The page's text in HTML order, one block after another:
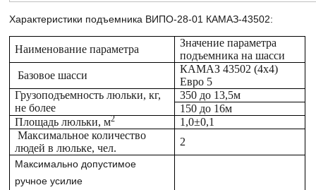
Характеристики подъемника ВИПО-28-01 КАМАЗ-43502:
Наименование параметра
Значение параметра
подъемника на шасси
Базовое шасси
КАМАЗ 43502 (4х4)
Евро 5
Грузоподъемность люльки, кг,
не более
350 до 13,5м
150 до 16м
Площадь люльки, м2
1,0±0,1
Максимальное количество
людей в люльке, чел.
2
Максимально допустимое
ручное усилие